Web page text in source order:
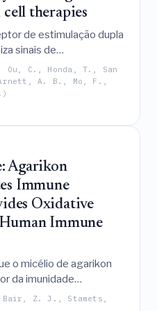
cell therapies
de estimulação dupla
sinais de
para aumentar a
eficácia antitumoral das
em TCR.
Ou, C., Honda, T., San
A. B., Mo, F.,
Agarikon
Immune
Oxidative
Immune
o micélio de agarikon
da imunidade
contexto em células
Z. J., Stamets,